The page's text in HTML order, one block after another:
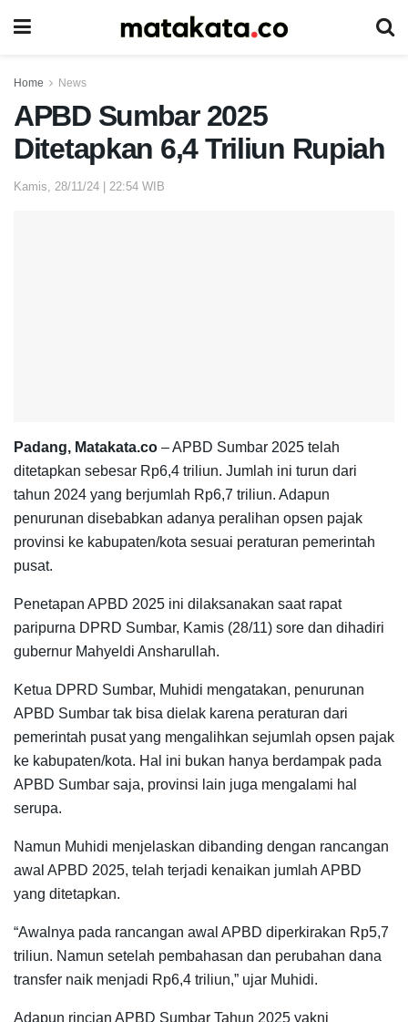
Home News
APBD Sumbar 2025
Ditetapkan 6,4 Triliun Rupiah
Kamis, 28/11/24 | 22:54 WIB
Padang, Matakata.co – APBD Sumbar 2025 telah
ditetapkan sebesar Rp6,4 triliun. Jumlah ini turun dari
tahun 2024 yang berjumlah Rp6,7 triliun. Adapun
penurunan disebabkan adanya peralihan opsen pajak
provinsi ke kabupaten/kota sesuai peraturan pemerintah
pusat.
Penetapan APBD 2025 ini dilaksanakan saat rapat
paripurna DPRD Sumbar, Kamis (28/11) sore dan dihadiri
gubernur Mahyeldi Ansharullah.
Ketua DPRD Sumbar, Muhidi mengatakan, penurunan
APBD Sumbar tak bisa dielak karena peraturan dari
pemerintah pusat yang mengalihkan sejumlah opsen pajak
ke kabupaten/kota. Hal ini bukan hanya berdampak pada
APBD Sumbar saja, provinsi lain juga mengalami hal
serupa.
Namun Muhidi menjelaskan dibanding dengan rancangan
awal APBD 2025, telah terjadi kenaikan jumlah APBD
yang ditetapkan.
“Awalnya pada rancangan awal APBD diperkirakan Rp5,7
triliun. Namun setelah pembahasan dan perubahan dana
transfer naik menjadi Rp6,4 triliun,” ujar Muhidi.
Adapun rincian APBD Sumbar Tahun 2025 yakni